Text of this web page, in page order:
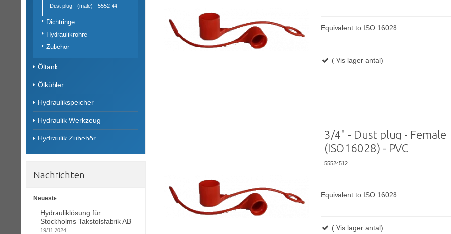
Dust plug - (male) - 5552-44
Dichtringe
Hydraulikrohre
Zubehör
Öltank
Ölkühler
Hydraulikspeicher
Hydraulik Werkzeug
Hydraulik Zubehör
Nachrichten
Neueste
Hydrauliklösung für
Stockholms Takstolsfabrik AB
19/11 2024
Equivalent to ISO 16028
( Vis lager antal)
3/4" - Dust plug - Female
(ISO16028) - PVC
55524512
Equivalent to ISO 16028
( Vis lager antal)